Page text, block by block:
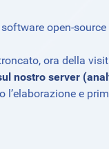
software open-
ora della
nostro server
e